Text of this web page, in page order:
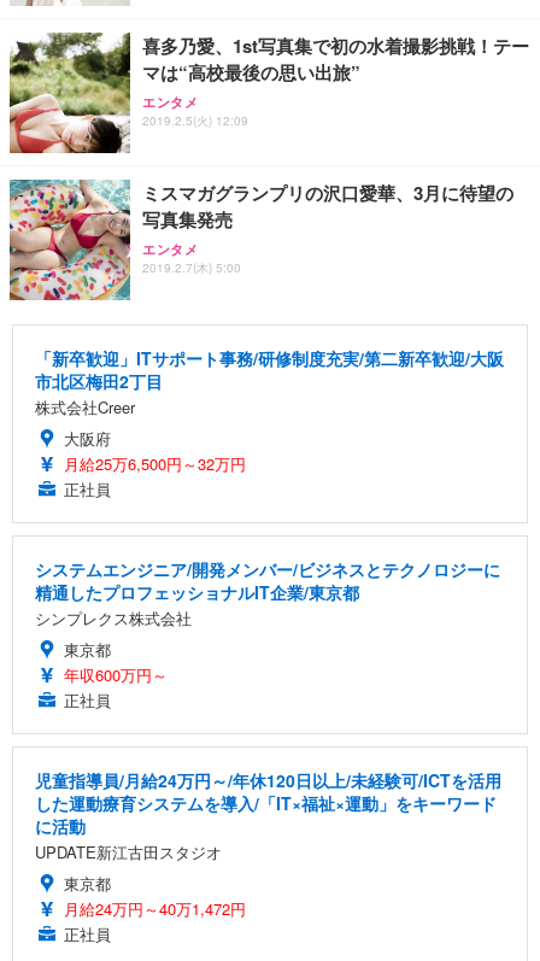
喜多乃愛、1st写真集で初の水着撮影挑戦！テー
マは“高校最後の思い出旅”
エンタメ
2019.2.5(火) 12:09
ミスマガグランプリの沢口愛華、3月に待望の
写真集発売
エンタメ
2019.2.7(木) 5:00
「新卒歓迎」ITサポート事務/研修制度充実/第二新卒歓迎/大阪
市北区梅田2丁目
株式会社Creer
大阪府
月給25万6,500円～32万円
正社員
システムエンジニア/開発メンバー/ビジネスとテクノロジーに
精通したプロフェッショナルIT企業/東京都
シンプレクス株式会社
東京都
年収600万円～
正社員
児童指導員/月給24万円～/年休120日以上/未経験可/ICTを活用
した運動療育システムを導入/「IT×福祉×運動」をキーワード
に活動
UPDATE新江古田スタジオ
東京都
月給24万円～40万1,472円
正社員